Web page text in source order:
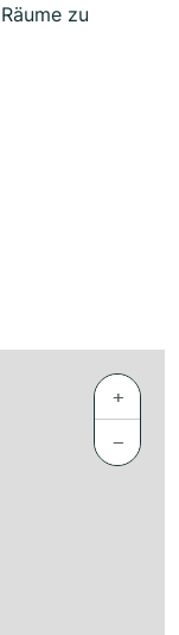
zu
+
−